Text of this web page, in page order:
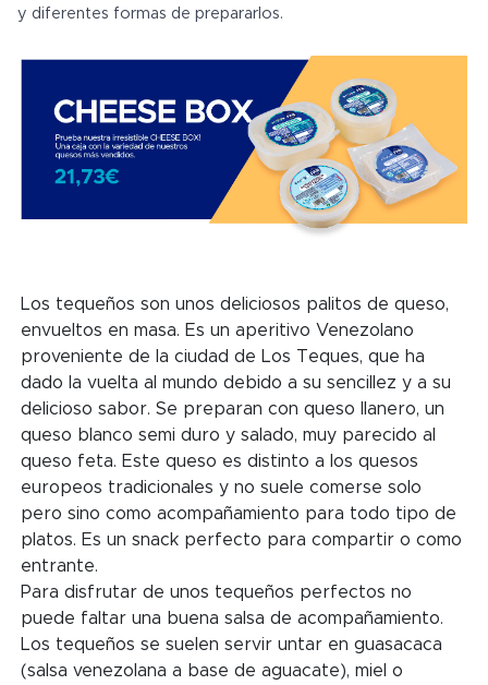
y diferentes formas de prepararlos.
Los tequeños son unos deliciosos palitos de queso,
envueltos en masa. Es un aperitivo Venezolano
proveniente de la ciudad de Los Teques, que ha
dado la vuelta al mundo debido a su sencillez y a su
delicioso sabor. Se preparan con queso llanero, un
queso blanco semi duro y salado, muy parecido al
queso feta. Este queso es distinto a los quesos
europeos tradicionales y no suele comerse solo
pero sino como acompañamiento para todo tipo de
platos. Es un snack perfecto para compartir o como
entrante.
Para disfrutar de unos tequeños perfectos no
puede faltar una buena salsa de acompañamiento.
Los tequeños se suelen servir untar en guasacaca
(salsa venezolana a base de aguacate), miel o